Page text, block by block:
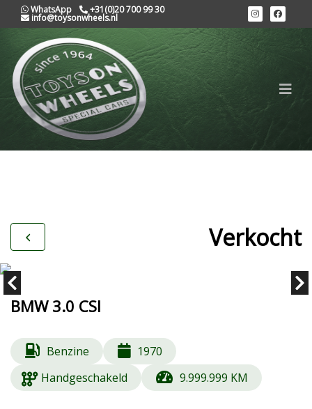
WhatsApp +31(0)20 700 99 30
info@toysonwheels.nl
Verkocht
BMW 3.0 CSI
Benzine
1970
Handgeschakeld
9.999.999 KM